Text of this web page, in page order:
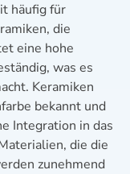
häufig für
die
eine hohe
was es
Keramiken
bekannt und
Integration in das
die die
zunehmend